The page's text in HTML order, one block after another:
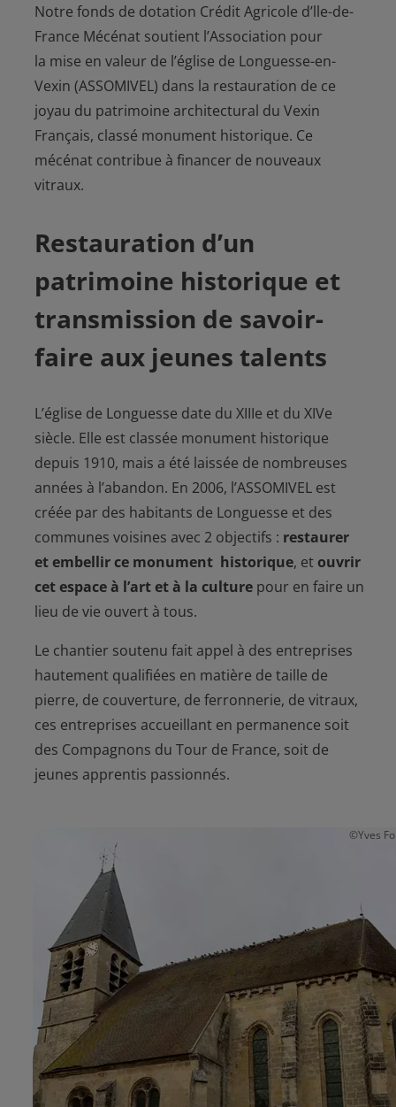
Notre fonds de dotation Crédit Agricole d’lle-de-
France Mécénat soutient l’Association pour
la mise en valeur de l’église de Longuesse-en-
Vexin (ASSOMIVEL) dans la restauration de ce
joyau du patrimoine architectural du Vexin
Français, classé monument historique. Ce
mécénat contribue à financer de nouveaux
vitraux.
Restauration d’un
patrimoine historique et
transmission de savoir-
faire aux jeunes talents
L’église de Longuesse date du XIIIe et du XIVe
siècle. Elle est classée monument historique
depuis 1910, mais a été laissée de nombreuses
années à l’abandon. En 2006, l’ASSOMIVEL est
créée par des habitants de Longuesse et des
communes voisines avec 2 objectifs : restaurer
et embellir ce monument historique, etouvrir
cet espace à l’art et à la culture pour en faire un
lieu de vie ouvert à tous.
Le chantier soutenu fait appel à des entreprises
hautement qualifiées en matière de taille de
pierre, de couverture, de ferronnerie, de vitraux,
ces entreprises accueillant en permanence soit
des Compagnons du Tour de France, soit de
jeunes apprentis passionnés.
©Yves